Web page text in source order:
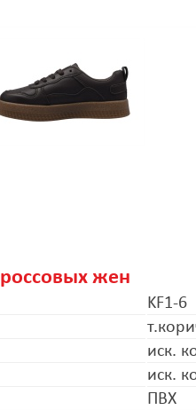
жен
KF1-6
иск.
иск.
ПВХ